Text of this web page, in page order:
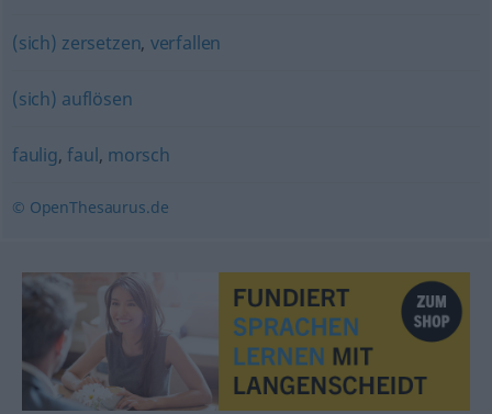
(sich) zersetzen, verfallen
(sich) auflösen
faulig,faul, morsch
© OpenThesaurus.de